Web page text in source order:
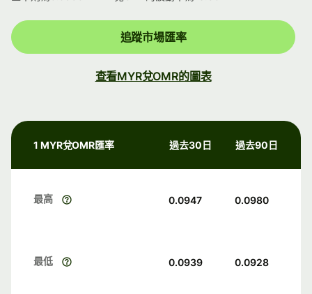
追蹤市場匯率
查看MYR兌OMR的圖表
1 MYR兌OMR匯率 過去30日 過去90日
最高 0.0947 0.0980
最低 0.0939 0.0928